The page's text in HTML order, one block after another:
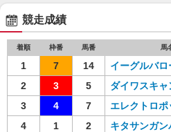
競走成績
着順 枠番 馬番 馬
1 7 14 イーグルバロ
2
3 5 ダイワスキャ
3
4 7 エレクトロポ
4
1 2 キタサンガン